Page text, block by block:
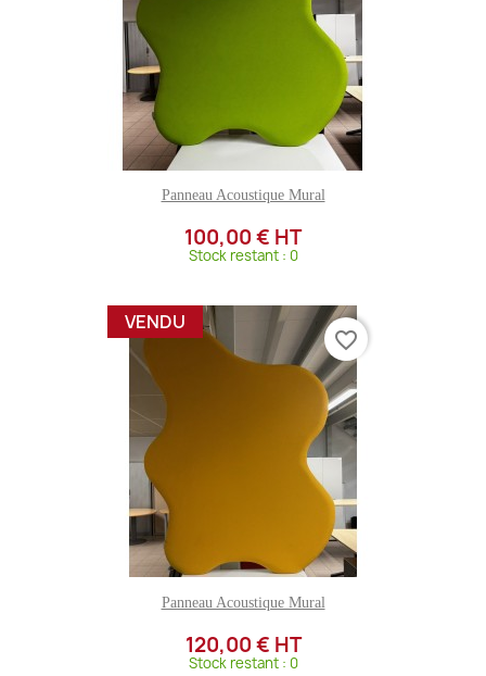
Panneau Acoustique Mural
100,00 € HT
Stock restant : 0
Panneau Acoustique Mural
120,00 € HT
Stock restant : 0
VENDU
favorite_border